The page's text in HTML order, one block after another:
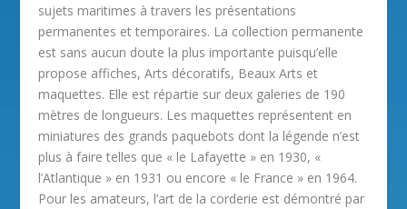
sujets maritimes à travers les présentations
permanentes et temporaires. La collection permanente
est sans aucun doute la plus importante puisqu’elle
propose affiches, Arts décoratifs, Beaux Arts et
maquettes. Elle est répartie sur deux galeries de 190
mètres de longueurs. Les maquettes représentent en
miniatures des grands paquebots dont la légende n’est
plus à faire telles que « le Lafayette » en 1930, «
l’Atlantique » en 1931 ou encore « le France » en 1964.
Pour les amateurs, l’art de la corderie est démontré par